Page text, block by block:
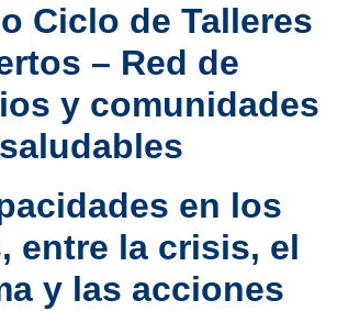
Ciclo de Talleres
– Red de
y comunidades
saludables
en los
entre la crisis, el
y las acciones